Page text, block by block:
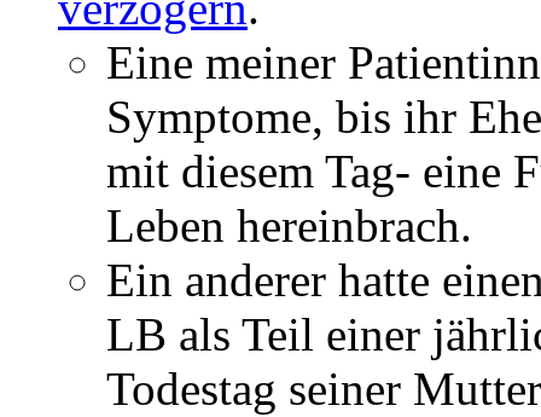
Eine meiner
Symptome, bis ihr
mit diesem Tag- eine
Leben hereinbrach.
Ein anderer hatte
LB als Teil einer
Todestag seiner